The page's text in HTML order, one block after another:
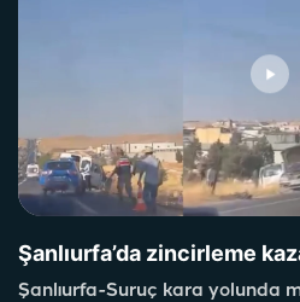
Şanlıurfa’da zincirleme
Şanlıurfa-Suruç kara yolunda